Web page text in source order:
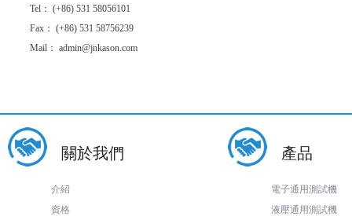
Tel： (+86) 531 58056101
Fax： (+86) 531 58756239
Mail： admin@jnkason.com
關於我們
介紹
資格
產品
電子通用測試機
液壓通用測試機